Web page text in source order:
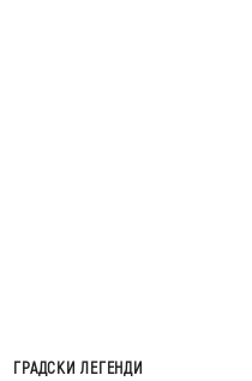
ГРАДСКИ ЛЕГЕНДИ